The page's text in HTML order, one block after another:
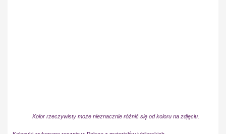
Kolor rzeczywisty może nieznacznie różnić się od koloru na zdjęciu.